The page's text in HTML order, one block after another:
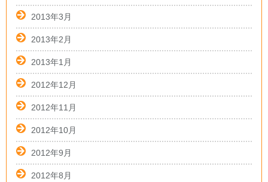
2013年3月
2013年2月
2013年1月
2012年12月
2012年11月
2012年10月
2012年9月
2012年8月